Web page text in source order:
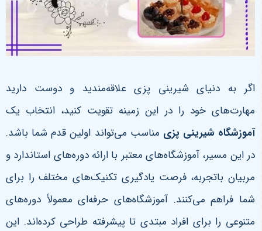
اگر به دنیای شیرینی پزی علاقه‌مندید و دوست دارید
مهارت‌های خود را در این زمینه تقویت کنید، انتخاب یک
آموزشگاه شیرینی پزی مناسب می‌تواند اولین قدم شما باشد.
در این مسیر، آموزشگاه‌های معتبر با ارائه دوره‌های استاندارد و
مربیان باتجربه، فرصت یادگیری تکنیک‌های مختلف را برای
شما فراهم می‌کنند. آموزشگاه‌های حرفه‌ای معمولاً دوره‌های
متنوعی را برای افراد مبتدی تا پیشرفته طراحی کرده‌اند. این